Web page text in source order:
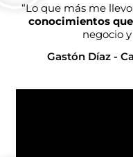
“Lo que más me
conocimientos
negocio
Gastón Díaz -